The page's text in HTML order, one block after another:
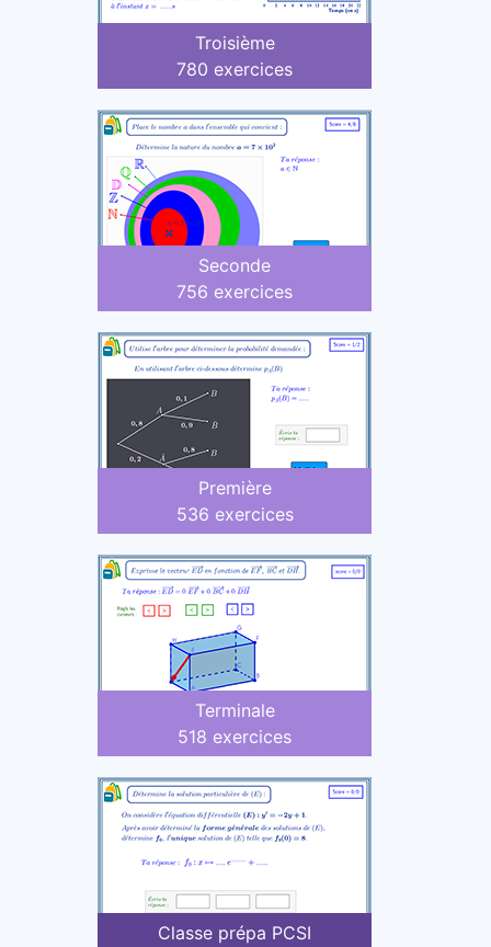
Troisième
780 exercices
Seconde
756 exercices
Première
536 exercices
Terminale
518 exercices
Classe prépa PCSI